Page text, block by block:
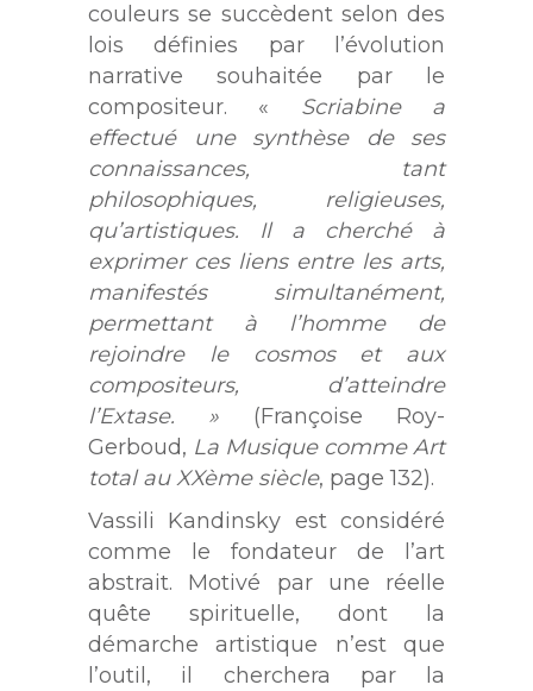
couleurs se succèdent selon des
lois définies par l’évolution
narrative souhaitée par le
compositeur. « Scriabine a
effectué une synthèse de ses
connaissances, tant
philosophiques, religieuses,
qu’artistiques. Il a cherché à
exprimer ces liens entre les arts,
manifestés simultanément,
permettant à l’homme de
rejoindre le cosmos et aux
compositeurs, d’atteindre
l’Extase. » (Françoise Roy-
Gerboud, La Musique comme Art
total au XXème siècle, page 132).
Vassili Kandinsky est considéré
comme le fondateur de l’art
abstrait. Motivé par une réelle
quête spirituelle, dont la
démarche artistique n’est que
l’outil, il cherchera par la